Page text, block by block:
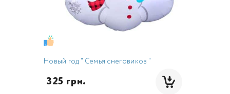
Новый год " Семья снеговиков "
325 грн.